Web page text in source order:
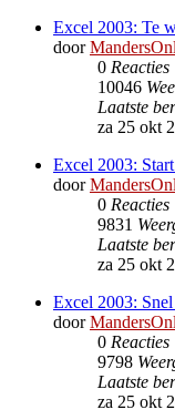
Excel 2003: Te
door
0 Reacties
10046
Laatste
za 25 okt
Excel 2003:
door
0 Reacties
9831
Laatste
za 25 okt
Excel 2003:
door
0 Reacties
9798
Laatste
za 25 okt